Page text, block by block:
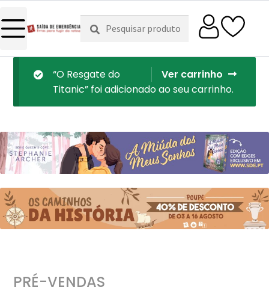
Pesquisar
por:
Pesquisa
Ver carrinho
“O Resgate do
Titanic” foi adicionado ao seu carrinho.
PRÉ-VENDAS